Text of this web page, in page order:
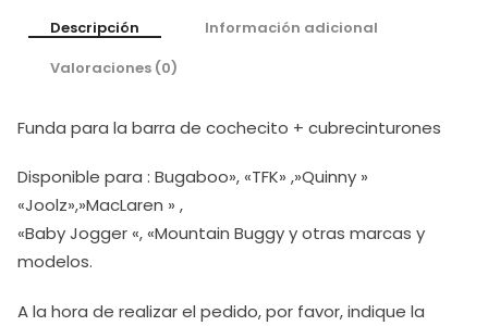
Descripción
Información adicional
Valoraciones (0)
Funda para la barra de cochecito + cubrecinturones
Disponible para : Bugaboo», «TFK» ,»Quinny »
«Joolz»,»MacLaren » ,
«Baby Jogger «, «Mountain Buggy y otras marcas y
modelos.
A la hora de realizar el pedido, por favor, indique la